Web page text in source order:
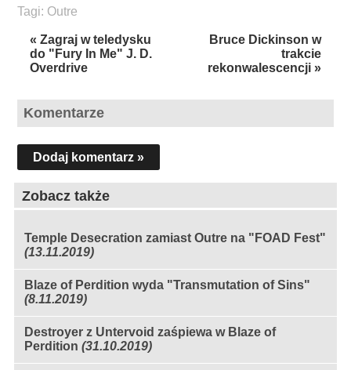
Tagi: Outre
« Zagraj w teledysku
do "Fury In Me" J. D.
Overdrive
Bruce Dickinson w
trakcie
rekonwalescencji »
Komentarze
Dodaj komentarz »
Zobacz także
Temple Desecration zamiast Outre na "FOAD Fest"
(13.11.2019)
Blaze of Perdition wyda "Transmutation of Sins"
(8.11.2019)
Destroyer z Untervoid zaśpiewa w Blaze of
Perdition (31.10.2019)